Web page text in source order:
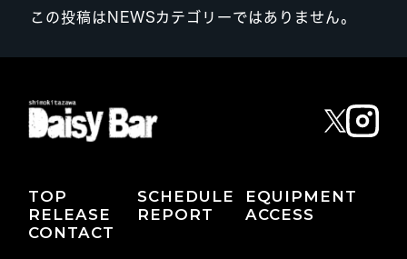
この投稿はNEWSカテゴリーではありません。
TOP SCHEDULE
EQUIPMENT
RELEASE
REPORT
ACCESS
CONTACT